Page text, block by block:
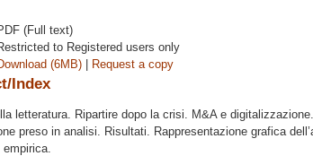
(Full text)
to Registered users only
(6MB) | Request a copy
Index
letteratura. Ripartire dopo la crisi. M&A e
preso in analisi. Risultati. Rappresentazione grafica
empirica.